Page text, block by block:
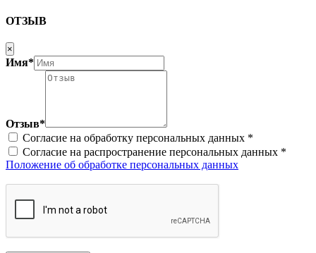
ОТЗЫВ
×
Имя*
Отзыв*
Согласие на обработку персональных данных *
Согласие на распространение персональных данных *
Положение об обработке персональных данных